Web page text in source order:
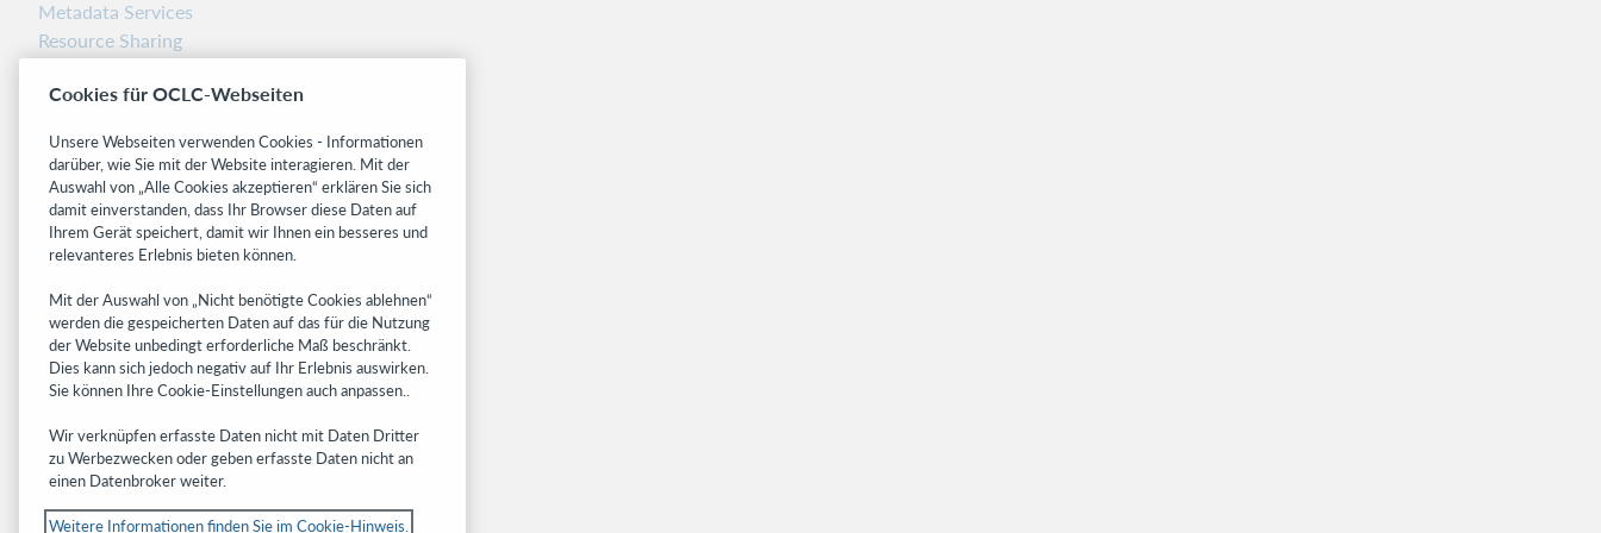
Metadata Services
Resource Sharing
Freigabemitteilungen
Related sites
OCLC.org
BibFormats
Research
WebJunction
Developer Network
Get the latest product updates, research,
events, and much more—right to your inbox.
Cookies für OCLC-Webseiten
Unsere Webseiten verwenden Cookies - Informationen
darüber, wie Sie mit der Website interagieren. Mit der
Auswahl von „Alle Cookies akzeptieren“ erklären Sie sich
damit einverstanden, dass Ihr Browser diese Daten auf
Ihrem Gerät speichert, damit wir Ihnen ein besseres und
relevanteres Erlebnis bieten können.
Mit der Auswahl von „Nicht benötigte Cookies ablehnen“
werden die gespeicherten Daten auf das für die Nutzung
der Website unbedingt erforderliche Maß beschränkt.
Dies kann sich jedoch negativ auf Ihr Erlebnis auswirken.
Sie können Ihre Cookie-Einstellungen auch anpassen..
Wir verknüpfen erfasste Daten nicht mit Daten Dritter
zu Werbezwecken oder geben erfasste Daten nicht an
einen Datenbroker weiter.
Weitere Informationen finden Sie im Cookie-Hinweis.